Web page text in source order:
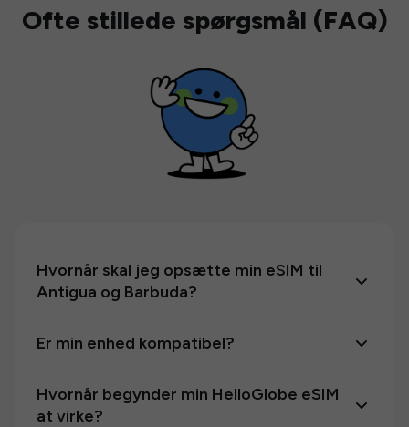
Ofte stillede spørgsmål (FAQ)
Hvornår skal jeg opsætte min eSIM til
Antigua og Barbuda?
Er min enhed kompatibel?
Hvornår begynder min HelloGlobe eSIM
at virke?